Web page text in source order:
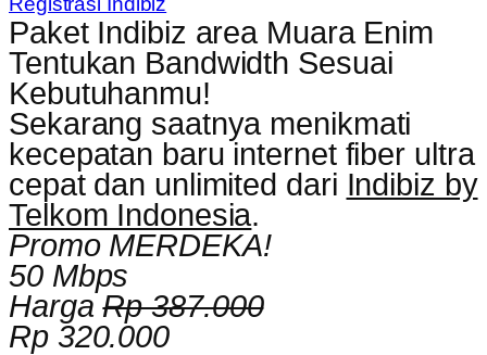
Paket Indibiz area Muara Enim
Tentukan Bandwidth Sesuai
Kebutuhanmu!
Sekarang saatnya menikmati
kecepatan baru internet fiber ultra
cepat dan unlimited dari Indibiz by
Telkom Indonesia.
Promo MERDEKA!
50 Mbps
HargaRp 387.000
Rp 320.000